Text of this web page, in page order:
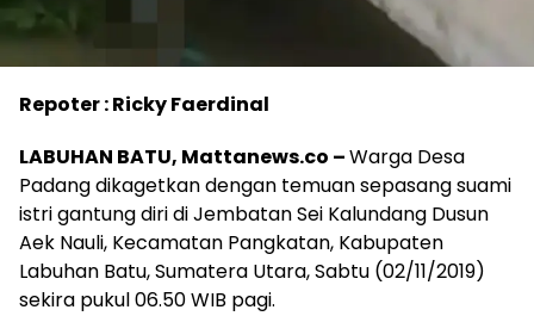
Repoter : Ricky Faerdinal
LABUHAN BATU, Mattanews.co –Warga Desa
Padang dikagetkan dengan temuan sepasang suami
istri gantung diri di Jembatan Sei Kalundang Dusun
Aek Nauli, Kecamatan Pangkatan, Kabupaten
Labuhan Batu, Sumatera Utara, Sabtu (02/11/2019)
sekira pukul 06.50 WIB pagi.